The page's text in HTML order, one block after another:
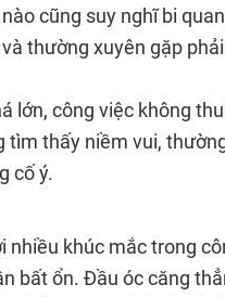
cũng suy nghĩ bi
thường xuyên gặp
lớn, công việc không
tìm thấy niềm vui,
cố ý.
nhiều khúc mắc trong
bất ổn. Đầu óc căng